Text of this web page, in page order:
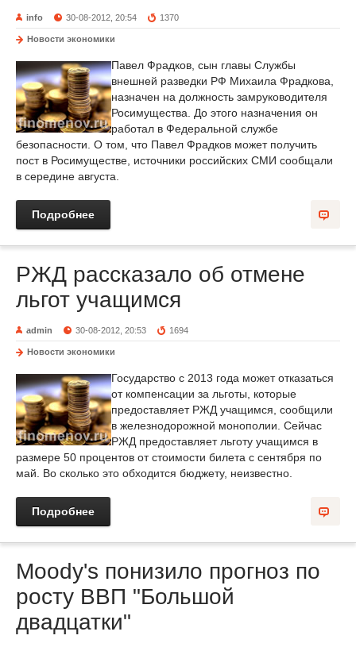
info 30-08-2012, 20:54 1370
Новости экономики
Павел Фрадков, сын главы Службы
внешней разведки РФ Михаила Фрадкова,
назначен на должность замруководителя
Росимущества. До этого назначения он
работал в Федеральной службе
безопасности. О том, что Павел Фрадков может получить
пост в Росимуществе, источники российских СМИ сообщали
в середине августа.
Подробнее
РЖД рассказало об отмене
льгот учащимся
admin 30-08-2012, 20:53 1694
Новости экономики
Государство с 2013 года может отказаться
от компенсации за льготы, которые
предоставляет РЖД учащимся, сообщили
в железнодорожной монополии. Сейчас
РЖД предоставляет льготу учащимся в
размере 50 процентов от стоимости билета с сентября по
май. Во сколько это обходится бюджету, неизвестно.
Подробнее
Moody's понизило прогноз по
росту ВВП "Большой
двадцатки"